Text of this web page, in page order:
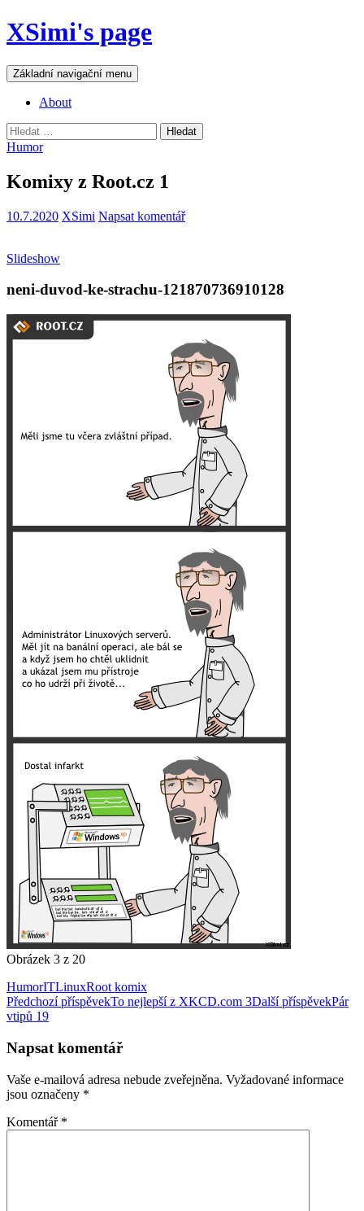
Přejít
k
webu
XSimi's page
Hledat
Základní navigační menu
About
Vyhledávání
Humor
Komixy z Root.cz 1
10.7.2020 XSimi Napsat komentář
Slideshow
neni-duvod-ke-strachu-121870736910128
Obrázek 3 z 20
HumorITLinuxRoot komix
Navigace
pro
příspěvky
Předchozí příspěvekTo nejlepší z XKCD.com 3Další příspěvekPár
vtipů 19
Napsat komentář
Vaše e-mailová adresa nebude zveřejněna. Vyžadované informace
jsou označeny *
Komentář *